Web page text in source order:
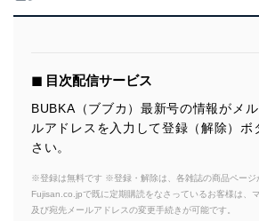
◼︎ 目次配信サービス
BUBKA（ブブカ）最新号の情報がメ
ルアドレスを入力して登録（解除）ボ
さい。
※登録は無料です ※登録・解除は、各雑誌の商品ページ
Fujisan.co.jpで既に定期購読をなさっているお客様は、
及び宛先メールアドレスの変更手続きが可能です。